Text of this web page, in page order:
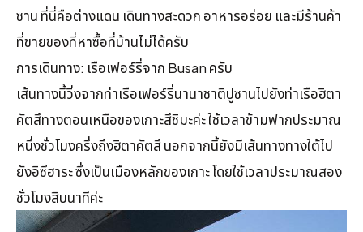
ซาน ที่นี่คือต่างแดน เดินทางสะดวก อาหารอร่อย และมีร้านค้า
ที่ขายของที่หาซื้อที่บ้านไม่ได้ครับ
การเดินทาง: เรือเฟอร์รี่จาก Busan ครับ
เส้นทางนี้วิ่งจากท่าเรือเฟอร์รี่นานาชาติปูซานไปยังท่าเรือฮิตา
คัตสึทางตอนเหนือของเกาะสึชิมะค่ะ ใช้เวลาข้ามฟากประมาณ
หนึ่งชั่วโมงครึ่งถึงฮิตาคัตสึ นอกจากนี้ยังมีเส้นทางทางใต้ไป
ยังอิซึฮาระ ซึ่งเป็นเมืองหลักของเกาะ โดยใช้เวลาประมาณสอง
ชั่วโมงสิบนาทีค่ะ